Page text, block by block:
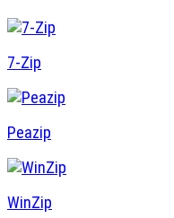
7-Zip
Peazip
WinZip